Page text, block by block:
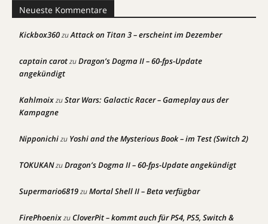
Neueste Kommentare
Kickbox360zuAttack on Titan 3 – erscheint im Dezember
captain carotzuDragon’s Dogma II – 60-fps-Update
angekündigt
KahlmoixzuStar Wars: Galactic Racer – Gameplay aus der
Kampagne
Nipponichizu Yoshi and the Mysterious Book – im Test (Switch 2)
TOKUKANzuDragon’s Dogma II – 60-fps-Update angekündigt
Supermario6819zuMortal Shell II – Beta verfügbar
FirePhoenixzuCloverPit – kommt auch für PS4, PS5, Switch &